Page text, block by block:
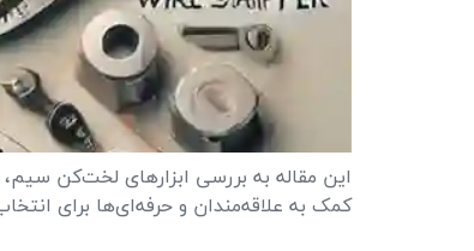
این مقاله به بررسی ابزارهای لخت‌کن
کمک به علاقه‌مندان و حرفه‌ای‌ها برای